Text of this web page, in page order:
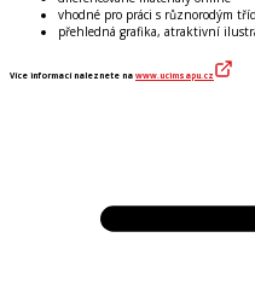
vhodné pro práci s různorodým
přehledná grafika, atraktivní
Více informací naleznete na www.ucimsapu.cz